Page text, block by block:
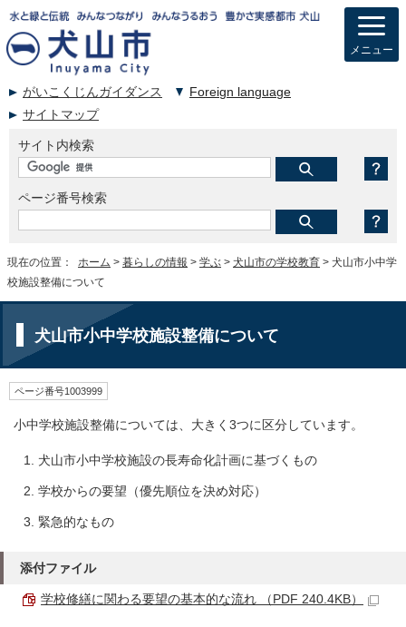
がいこくじんガイダンス
Foreign language
サイトマップ
サイト内検索
ページ番号検索
メニュー
現在の位置： ホーム > 暮らしの情報 > 学ぶ > 犬山市の学校教育 > 犬山市小中学
校施設整備について
犬山市小中学校施設整備について
ページ番号1003999
小中学校施設整備については、大きく3つに区分しています。
犬山市小中学校施設の長寿命化計画に基づくもの
学校からの要望（優先順位を決め対応）
緊急的なもの
添付ファイル
学校修繕に関わる要望の基本的な流れ （PDF 240.4KB）